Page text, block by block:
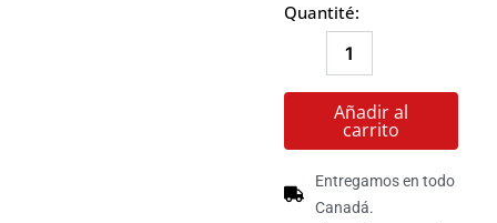
Quantité:
Añadir al
carrito
Entregamos en todo
Canadá.